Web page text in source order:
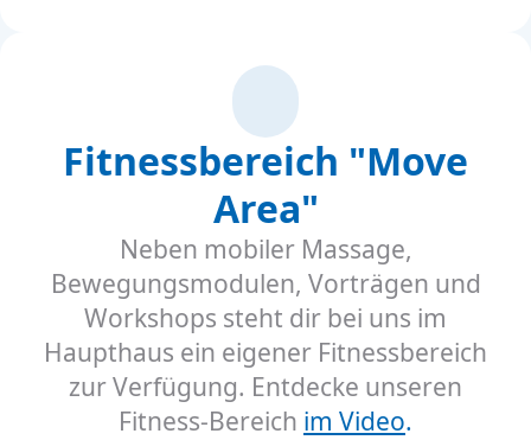
Fitnessbereich "Move
Area"
Neben mobiler Massage,
Bewegungsmodulen, Vorträgen und
Workshops steht dir bei uns im
Haupthaus ein eigener Fitnessbereich
zur Verfügung. Entdecke unseren
Fitness-Bereich im Video.